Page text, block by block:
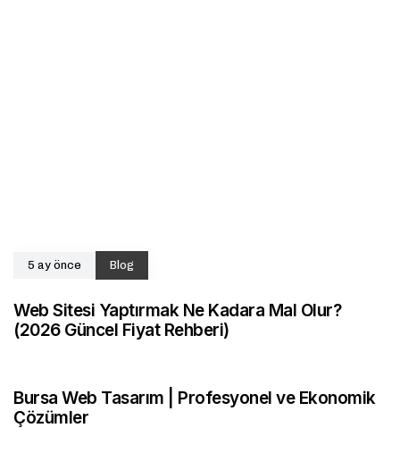
5 ay önce Blog
Web Sitesi Yaptırmak Ne Kadara Mal Olur?
(2026 Güncel Fiyat Rehberi)
Bursa Web Tasarım | Profesyonel ve Ekonomik
Çözümler